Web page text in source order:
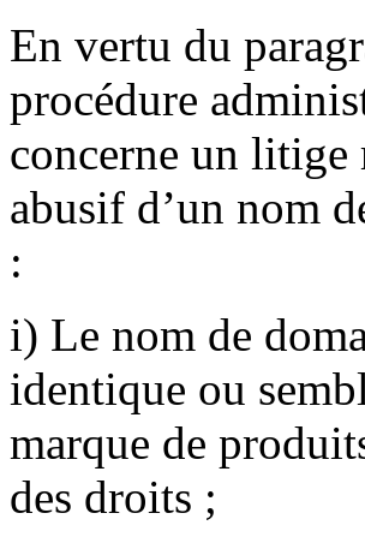
En vertu du
procédure
concerne un litige
abusif d’un nom
:
i) Le nom de
identique ou
marque de
des droits ;